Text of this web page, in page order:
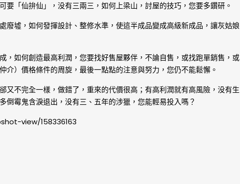
「仙拚仙」，没有三兩三，如何上梁山，討屋的技巧，您要多鑽研。
墟，如何發揮設計、整修水準，使這半成品變成高級新成品，讓灰姑娘
如何創造最高利潤，您要找好售屋夥伴，不論自售，或找跑單銷售，或
）價格條件的周旋，最後一點點的注意與努力，您仍不能鬆懈。
又不完全一樣，做錯了，重來的代價很高；有高利潤就有高風險，没有生
霉鬼含淚退出，没有三、五年的涉獵，您能輕易投入嗎？
view/158336163